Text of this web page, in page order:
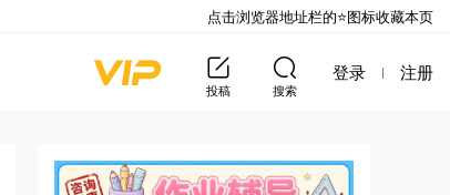
投稿 搜索
登录 注册
点击浏览器地址栏的⭐图标收藏本页